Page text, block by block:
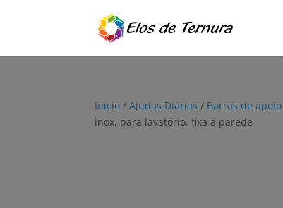
Início /Ajudas Diárias / Barras de
inox, para lavatório, fixa à parede